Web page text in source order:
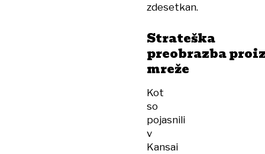
zdesetkan.
Strateška
preobrazba
mreže
Kot
so
pojasnili
v
Kansai